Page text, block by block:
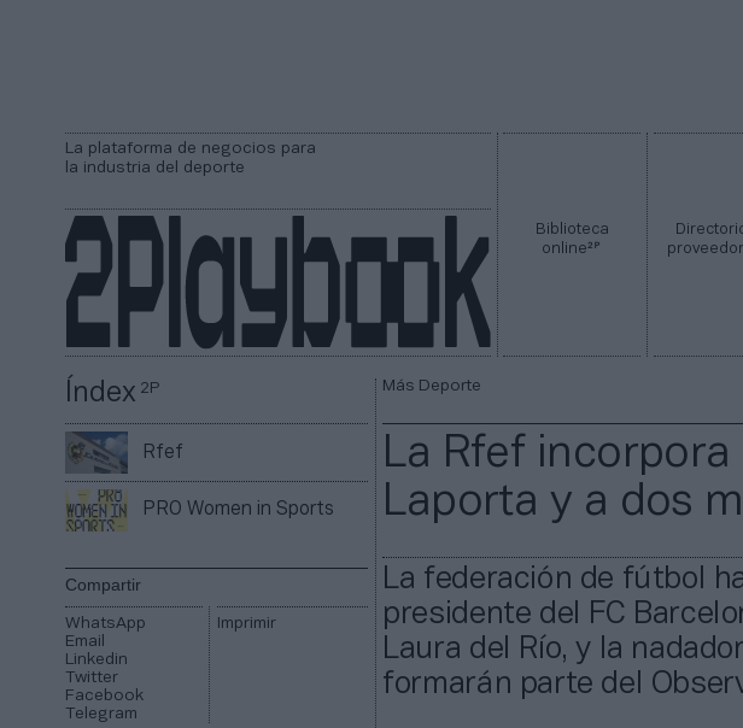
La plataforma de negocios para
la industria del deporte
Biblioteca
online2P
Índex2P
Rfef
PRO Women in Sports
Compartir
WhatsApp
Email
Linkedin
Twitter
Facebook
Telegram
Imprimir
Más Deporte
La Rfef
Laporta y a dos
La federación de fútbol
presidente del FC
Laura del Río, y la
formarán parte del